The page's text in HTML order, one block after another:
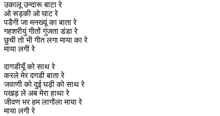
उकालू उन्दारू बाटा रे
ओ सड़की ओ घाट रे
पडैगी जा मनख्यूं का बाता रे
गहशरीयुं गीतों गुंजता डंडा रे
छुची तो भी गीत लगा माया का रे
माया लगी रे
दागडीयूँ को साथ रे
करले मेर दगडी बाता रे
जवाणी को दुई घड़ी को साथ रे
पखड़ ले अब मेरा हाथा रे
जीवण भर हम लागोंला माया रे
माया लगी रे